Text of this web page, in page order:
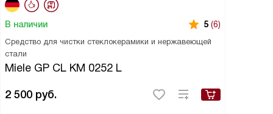
В наличии 5 (6)
Средство для чистки стеклокерамики и нержавеющей
стали
Miele GP CL KM 0252 L
2 500 руб.